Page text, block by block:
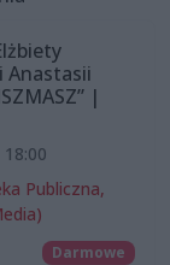
Anastasii
|
Publiczna,
Darmowe